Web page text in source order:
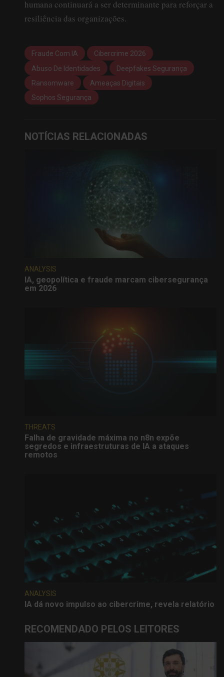
humana continuará a ser determinante para reforçar a
resiliência das organizações.
Fraude Com IA
Cibercrime 2026
Abuso De Identidades
Deepfakes Segurança
Ransomware
Ameaças Digitais
Sophos Segurança
NOTÍCIAS RELACIONADAS
ANALYSIS
IA, geopolítica e fraude marcam cibersegurança
em 2026
THREATS
Falha de gravidade máxima no n8n expõe
segredos e infraestruturas de IA a ataques
remotos
ANALYSIS
IA dá novo impulso ao cibercrime, revela relatório
RECOMENDADO PELOS LEITORES